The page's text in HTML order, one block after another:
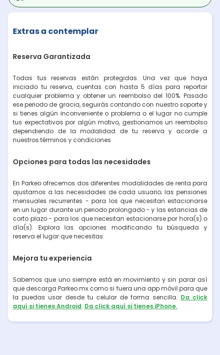
Extras a contemplar
Reserva Garantizada
Todas tus reservas están protegidas. Una vez que haya
iniciado tu reserva, cuentas con hasta 5 días para reportar
cualquier problema y obtener un reembolso del 100%. Pasado
ese periodo de gracia, seguirás contando con nuestro soporte y
si tienes algún inconveniente o problema o el lugar no cumple
tus expectativas por algún motivo, gestionamos un reembolso
dependiendo de la modalidad de tu reserva y acorde a
nuestros términos y condiciones
Opciones para todas las necesidades
En Parkeo ofrecemos dos diferentes modalidades de renta para
ajustarnos a las necesidades de cada usuario; las pensiones
mensuales recurrentes - para los que necesitan estacionarse
en un lugar durante un periodo prolongado - y las estancias de
corto plazo - para los que necesitan estacionarse por hora(s) o
día(s). Explora las opciones modificando tu búsqueda y
reserva el lugar que necesitas.
Mejora tu experiencia
Sabemos que uno siempre está en movimiento y sin parar así
que descarga Parkeo.mx como si fuera una app móvil para que
la puedas usar desde tu celular de forma sencilla. Da click
aquí si tienes Android. Da click aquí si tienes iPhone.